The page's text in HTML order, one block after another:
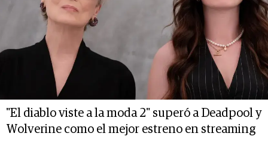
"El diablo viste a la moda 2" superó a Deadpool y
Wolverine como el mejor estreno en streaming